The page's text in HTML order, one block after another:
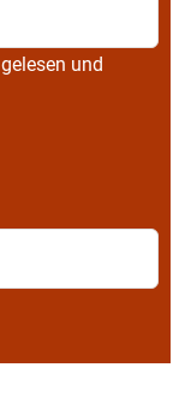
gelesen und